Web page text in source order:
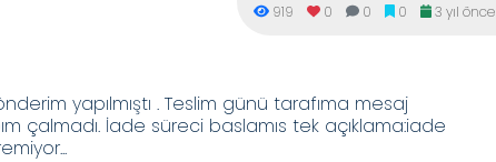
919 0 0 0 3 yıl önce
yapılmıştı . Teslim günü tarafıma mesaj
çalmadı. İade süreci baslamıs tek açıklama:iade